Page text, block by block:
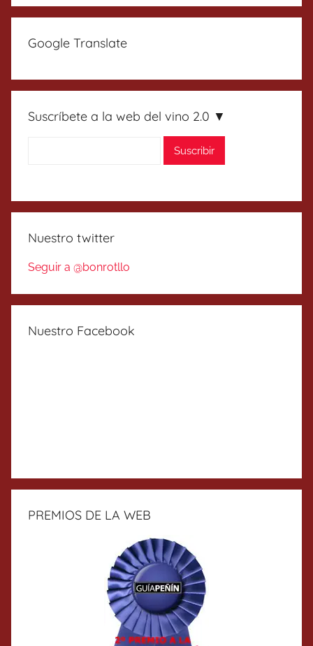
Google Translate
Suscríbete a la web del vino 2.0 ▼
Nuestro twitter
Seguir a @bonrotllo
Nuestro Facebook
PREMIOS DE LA WEB